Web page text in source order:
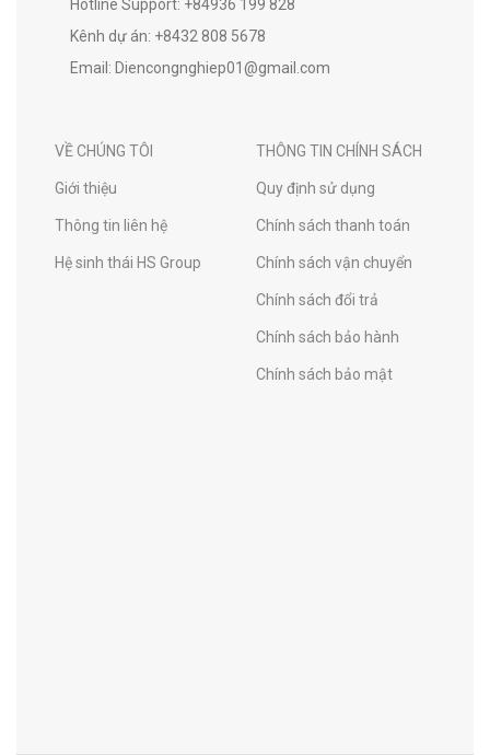
Hotline Support: +84936 199 828
Kênh dự án: +8432 808 5678
Email: Diencongnghiep01@gmail.com
VỀ CHÚNG TÔI
Giới thiệu
Thông tin liên hệ
Hệ sinh thái HS Group
THÔNG TIN CHÍNH SÁCH
Quy định sử dụng
Chính sách thanh toán
Chính sách vận chuyển
Chính sách đổi trả
Chính sách bảo hành
Chính sách bảo mật